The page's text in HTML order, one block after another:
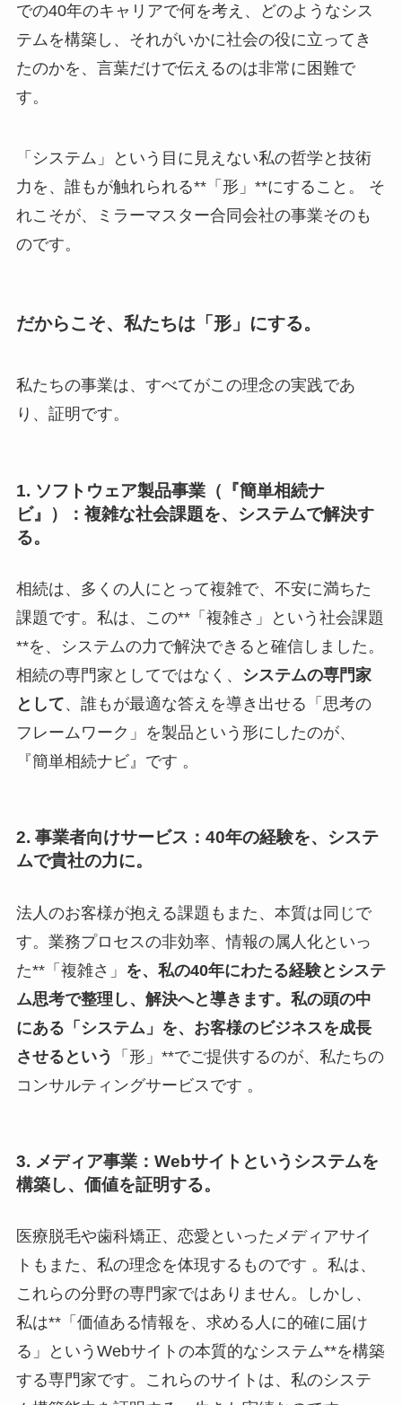
での40年のキャリアで何を考え、どのようなシス
テムを構築し、それがいかに社会の役に立ってき
たのかを、言葉だけで伝えるのは非常に困難で
す。
「システム」という目に見えない私の哲学と技術
力を、誰もが触れられる**「形」**にすること。 そ
れこそが、ミラーマスター合同会社の事業そのも
のです。
だからこそ、私たちは「形」にする。
私たちの事業は、すべてがこの理念の実践であ
り、証明です。
1. ソフトウェア製品事業（『簡単相続ナ
ビ』）：複雑な社会課題を、システムで解決す
る。
相続は、多くの人にとって複雑で、不安に満ちた
課題です。私は、この**「複雑さ」という社会課題
**を、システムの力で解決できると確信しました。
相続の専門家としてではなく、
システムの専門家
として、誰もが最適な答えを導き出せる「思考の
フレームワーク」を製品という形にしたのが、
『簡単相続ナビ』です 。
2. 事業者向けサービス：40年の経験を、システ
ムで貴社の力に。
法人のお客様が抱える課題もまた、本質は同じで
す。業務プロセスの非効率、情報の属人化といっ
た**「複雑さ」 を、私の40年にわたる経験とシステ
ム思考で整理し、解決へと導きます。私の頭の中
にある「システム」を、お客様のビジネスを成長
させるという
「形」**でご提供するのが、私たちの
コンサルティングサービスです 。
3. メディア事業：Webサイトというシステムを
構築し、価値を証明する。
医療脱毛や歯科矯正、恋愛といったメディアサイ
トもまた、私の理念を体現するものです 。私は、
これらの分野の専門家ではありません。しかし、
私は**「価値ある情報を、求める人に的確に届け
る」というWebサイトの本質的なシステム**を構築
する専門家です。これらのサイトは、私のシステ